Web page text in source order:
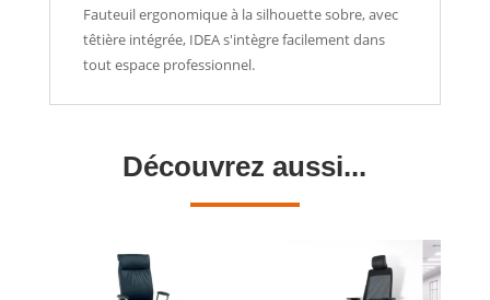
Fauteuil ergonomique à la silhouette sobre, avec
têtière intégrée, IDEA s'intègre facilement dans
tout espace professionnel.
Découvrez aussi...